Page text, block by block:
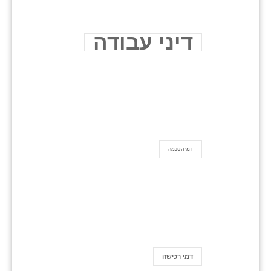
דיני עבודה
דמי הסכמה
דמי רכישה